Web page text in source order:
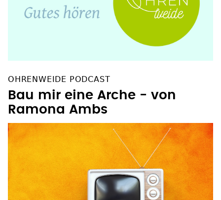
OHRENWEIDE PODCAST
Bau mir eine Arche - von
Ramona Ambs